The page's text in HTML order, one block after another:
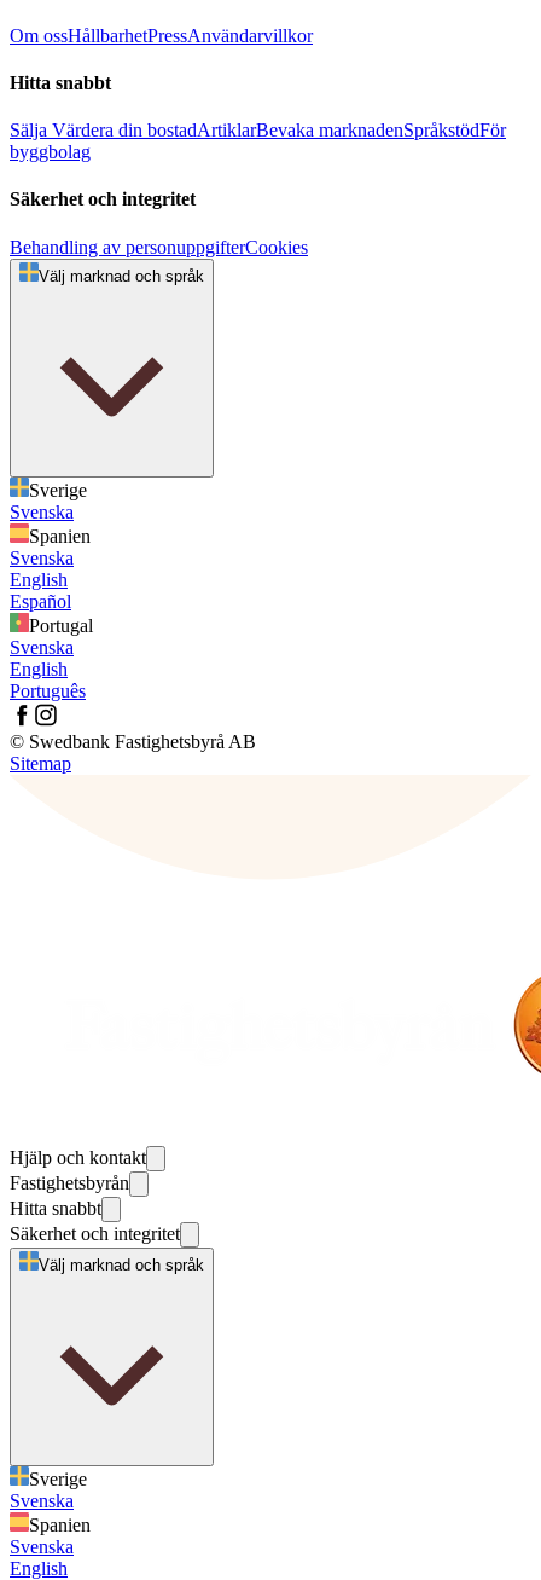
Om ossHållbarhetPressAnvändarvillkor
Hitta snabbt
Sälja Värdera din bostadArtiklarBevaka marknadenSpråkstödFör
byggbolag
Säkerhet och integritet
Behandling av personuppgifterCookies
Välj marknad och språk
Sverige
Svenska
Spanien
Svenska
English
Español
Portugal
Svenska
English
Português
© Swedbank Fastighetsbyrå AB
Sitemap
Hjälp och kontakt
Fastighetsbyrån
Hitta snabbt
Säkerhet och integritet
Välj marknad och språk
Sverige
Svenska
Spanien
Svenska
English